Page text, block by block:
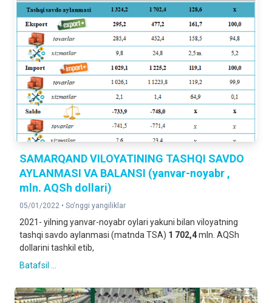
SAMARQAND VILOYATINING TASHQI SAVDO
AYLANMASI VA BALANSI (yanvar-noyabr ,
mln. AQSh dollari)
05/01/2022 • So‘nggi yangiliklar
2021- yilning yanvar-noyabr oylari yakuni bilan viloyatning
tashqi savdo aylanmasi (matnda TSA) 1 702,4mln. AQSh
dollarini tashkil etib,
Batafsil ...